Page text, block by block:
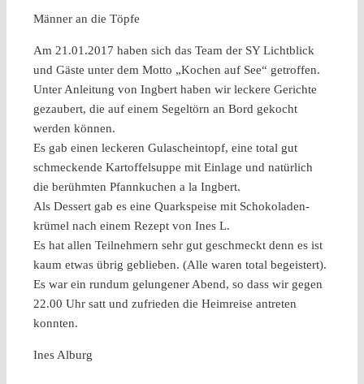
Männer an die Töpfe
Am 21.01.2017 haben sich das Team der SY Lichtblick
und Gäste unter dem Motto „Kochen auf See“ getroffen.
Unter Anleitung von Ingbert haben wir leckere Gerichte
gezaubert, die auf einem Segeltörn an Bord gekocht
werden können.
Es gab einen leckeren Gulascheintopf, eine total gut
schmeckende Kartoffelsuppe mit Einlage und natürlich
die berühmten Pfannkuchen a la Ingbert.
Als Dessert gab es eine Quarkspeise mit Schokoladen-
krümel nach einem Rezept von Ines L.
Es hat allen Teilnehmern sehr gut geschmeckt denn es ist
kaum etwas übrig geblieben. (Alle waren total begeistert).
Es war ein rundum gelungener Abend, so dass wir gegen
22.00 Uhr satt und zufrieden die Heimreise antreten
konnten.
Ines Alburg